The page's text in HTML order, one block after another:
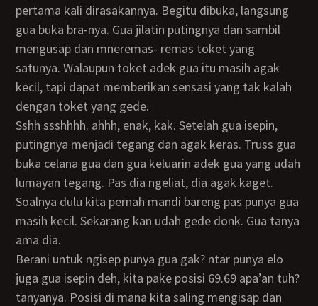
pertama kali dirasakannya. Begitu dibuka, langsung
gua buka bra-nya. Gua jilatin putingnya dan sambil
mengusap dan mneremas- remas toket yang
satunya. Walaupun toket adek gua itu masih agak
kecil, tapi dapat memberikan sensasi yang tak kalah
dengan toket yang gede.
Sshh ssshhhh. ahhh, enak, kak. Setelah gua isepin,
putingnya menjadi tegang dan agak keras. Truss gua
buka celana gua dan gua keluarin adek gua yang udah
lumayan tegang. Pas dia ngeliat, dia agak kaget.
Soalnya dulu kita pernah mandi bareng pas punya gua
masih kecil. Sekarang kan udah gede donk. Gua tanya
ama dia.
berani untuk ngisep punya gua gak? ntar punya elo
juga gua isepin deh, kita pake posisi 69.69 apa’an tuh?
tanyanya. Posisi di mana kita saling mengisap dan